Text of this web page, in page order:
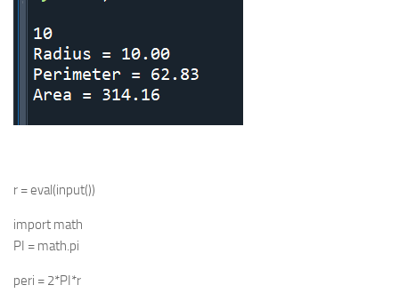
r = eval(input())
import math
PI = math.pi
peri = 2*PI*r